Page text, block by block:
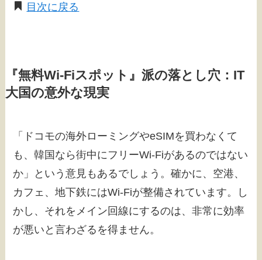
目次に戻る
『無料Wi-Fiスポット』派の落とし穴：IT
大国の意外な現実
「ドコモの海外ローミングやeSIMを買わなくて
も、韓国なら街中にフリーWi-Fiがあるのではない
か」という意見もあるでしょう。確かに、空港、
カフェ、地下鉄にはWi-Fiが整備されています。し
かし、それをメイン回線にするのは、非常に効率
が悪いと言わざるを得ません。